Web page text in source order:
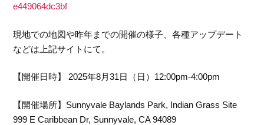
e449064dc3bf
現地での地図や昨年までの開催の様子、各種アップデート
などは上記サイトにて。
【開催日時】 2025年8月31日（日）12:00pm-4:00pm
【開催場所】Sunnyvale Baylands Park, Indian Grass Site
999 E Caribbean Dr, Sunnyvale, CA 94089